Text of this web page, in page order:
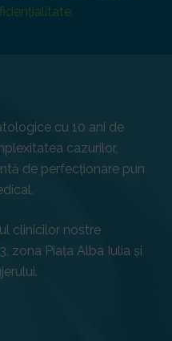
cu 10 ani de
cazurilor,
de perfecționare pun
clinicilor nostre
zona Piața Alba Iulia și